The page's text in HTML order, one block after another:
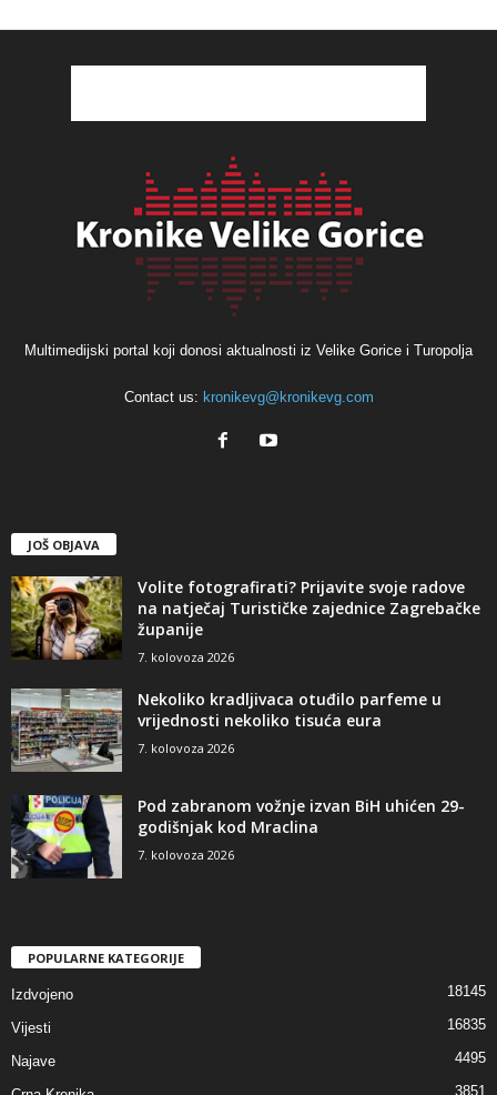
Multimedijski portal koji donosi aktualnosti iz Velike Gorice i Turopolja
Contact us: kronikevg@kronikevg.com
JOŠ OBJAVA
Volite fotografirati? Prijavite svoje radove
na natječaj Turističke zajednice Zagrebačke
županije
7. kolovoza 2026
Nekoliko kradljivaca otuđilo parfeme u
vrijednosti nekoliko tisuća eura
7. kolovoza 2026
Pod zabranom vožnje izvan BiH uhićen 29-
godišnjak kod Mraclina
7. kolovoza 2026
POPULARNE KATEGORIJE
Izdvojeno 18145
Vijesti 16835
Najave 4495
3851